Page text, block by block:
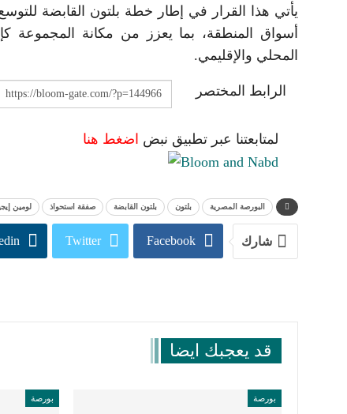
يأتي هذا القرار في إطار خطة بلتون القابضة
أسواق المنطقة، بما يعزز من مكانة المجموعة
المحلي والإقليمي.
الرابط المختصر
لمتابعتنا عبر تطبيق نبض اضغط هنا
البورصة المصرية بلتون بلتون القابضة صفقة استحواذ لومين
شارك Facebook
Twitter
قد يعجبك ايضا
بورصة بورصة